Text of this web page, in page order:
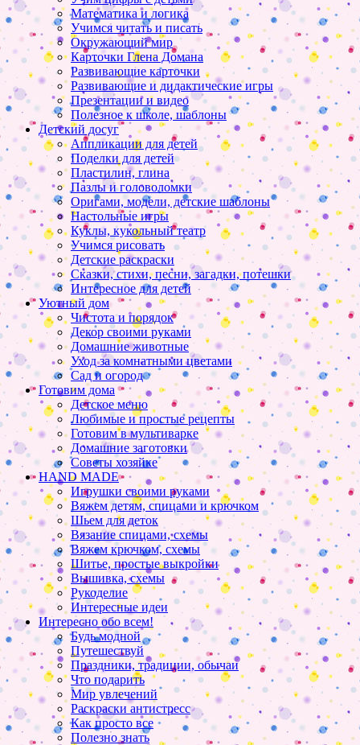
Математика и логика
Учимся читать и писать
Окружающий мир
Карточки Глена Домана
Развивающие карточки
Развивающие и дидактические игры
Презентации и видео
Полезное к школе, шаблоны
Детский досуг
Аппликации для детей
Поделки для детей
Пластилин, глина
Пазлы и головоломки
Оригами, модели, детские шаблоны
Настольные игры
Куклы, кукольный театр
Учимся рисовать
Детские раскраски
Сказки, стихи, песни, загадки, потешки
Интересное для детей
Уютный дом
Чистота и порядок
Декор своими руками
Домашние животные
Уход за комнатными цветами
Сад и огород
Готовим дома
Детское меню
Любимые и простые рецепты
Готовим в мультиварке
Домашние заготовки
Советы хозяйке
HAND MADE
Игрушки своими руками
Вяжем детям, спицами и крючком
Шьем для деток
Вязание спицами, схемы
Вяжем крючком, схемы
Шитье, простые выкройки
Вышивка, схемы
Рукоделие
Интересные идеи
Интересно обо всем!
Будь модной
Путешествуй
Праздники, традиции, обычаи
Что подарить
Мир увлечений
Раскраски антистресс
Как просто все
Полезно знать